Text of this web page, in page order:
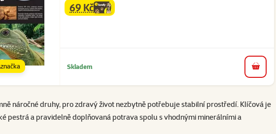
familycena
69 Kč
značka Skladem do
náročné druhy, pro zdravý život nezbytně potřebuje stabilní prostředí. Klíčová je
a pravidelně doplňovaná potrava spolu s vhodnými minerálními a